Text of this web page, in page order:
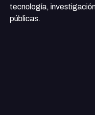
tecnología,
públicas.